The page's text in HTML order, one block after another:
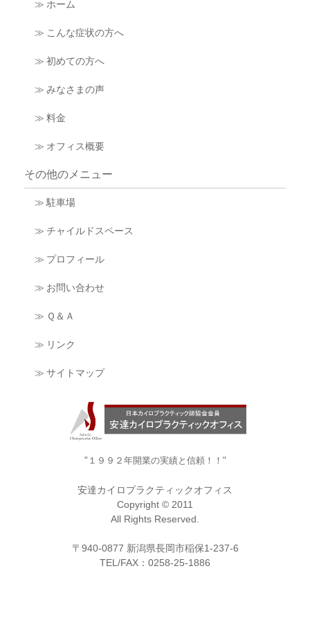
≫ ホーム
≫ こんな症状の方へ
≫ 初めての方へ
≫ みなさまの声
≫ 料金
≫ オフィス概要
その他のメニュー
≫ 駐車場
≫ チャイルドスペース
≫ プロフィール
≫ お問い合わせ
≫ Ｑ＆Ａ
≫ リンク
≫ サイトマップ
"１９９２年開業の実績と信頼！！"
安達カイロプラクティックオフィス
Copyright © 2011
All Rights Reserved.
〒940-0877 新潟県長岡市稲保1-237-6
TEL/FAX：0258-25-1886